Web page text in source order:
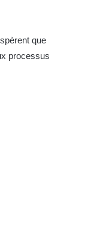
que
processus